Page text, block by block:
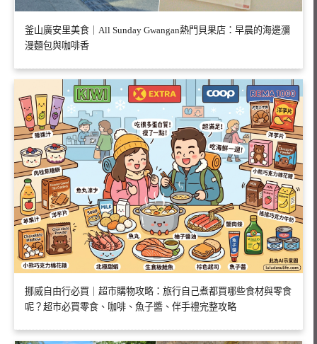
釜山廣安里美食｜All Sunday Gwangan熱門貝果店：早晨的海邊瀰
漫麵包與咖啡香
挪威自由行必買｜超市購物攻略：旅行自己煮都買哪些食材與零食
呢？超市必買零食、咖啡、魚子醬、伴手禮完整攻略